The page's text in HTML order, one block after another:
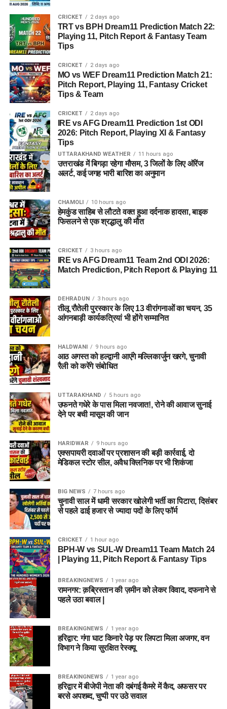
CRICKET 2 days ago
TRT vs BPH Dream11 Prediction Match 22:
Playing 11, Pitch Report & Fantasy Team
Tips
CRICKET 2 days ago
MO vs WEF Dream11 Prediction Match 21:
Pitch Report, Playing 11, Fantasy Cricket
Tips & Team
CRICKET 2 days ago
IRE vs AFG Dream11 Prediction 1st ODI
2026: Pitch Report, Playing XI & Fantasy
Tips
UTTARAKHAND WEATHER 11 hours ago
उत्तराखंड में बिगड़ा रहेगा मौसम, 3 जिलों के लिए ऑरेंज
अलर्ट, कई जगह भारी बारिश का अनुमान
CHAMOLI 10 hours ago
हेमकुंड साहिब से लौटते वक्त हुआ दर्दनाक हादसा, बाइक
फिसलने से एक श्रद्धालु की मौत
CRICKET 3 hours ago
IRE vs AFG Dream11 Team 2nd ODI 2026:
Match Prediction, Pitch Report & Playing 11
DEHRADUN 3 hours ago
तीलू रौतेली पुरस्कार के लिए 13 वीरांगनाओं का चयन, 35
आंगनबाड़ी कार्यकत्रियां भी होंगे सम्मानित
HALDWANI 9 hours ago
आठ अगस्त को हल्द्वानी आएंगे मल्लिकार्जुन खरगे, चुनावी
रैली को करेंगे संबोधित
UTTARAKHAND 5 hours ago
उफनते गधेरे के पास मिला नवजात!, रोने की आवाज सुनाई
देने पर बची मासूम की जान
HARIDWAR 9 hours ago
एक्सपायरी दवाओं पर प्रशासन की बड़ी कार्रवाई, दो
मेडिकल स्टोर सील, अवैध क्लिनिक पर भी शिकंजा
BIG NEWS 7 hours ago
चुनावी साल में धामी सरकार खोलेगी भर्ती का पिटारा, दिसंबर
से पहले ढाई हजार से ज्यादा पदों के लिए फॉर्म
CRICKET 1 hour ago
BPH-W vs SUL-W Dream11 Team Match 24
| Playing 11, Pitch Report & Fantasy Tips
BREAKINGNEWS 1 year ago
रामनगर: क़ब्रिस्तान की ज़मीन को लेकर विवाद, दफनाने से
पहले उठा बवाल |
BREAKINGNEWS 1 year ago
हरिद्वार: गंगा घाट किनारे पेड़ पर लिपटा मिला अजगर, वन
विभाग ने किया सुरक्षित रेस्क्यू
BREAKINGNEWS 1 year ago
हरिद्वार में बीजेपी नेता की दबंगई कैमरे में कैद, अफसर पर
बरसे अपशब्द, चुप्पी पर उठे सवाल